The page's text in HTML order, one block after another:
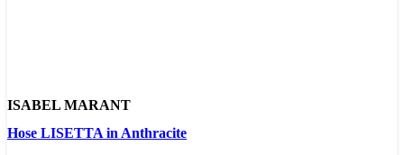
ISABEL MARANT
Hose LISETTA in Anthracite